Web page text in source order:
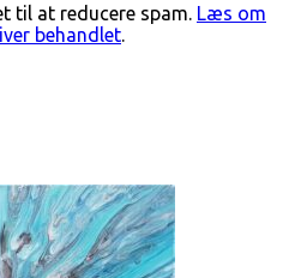
til at reducere spam. Læs om
behandlet